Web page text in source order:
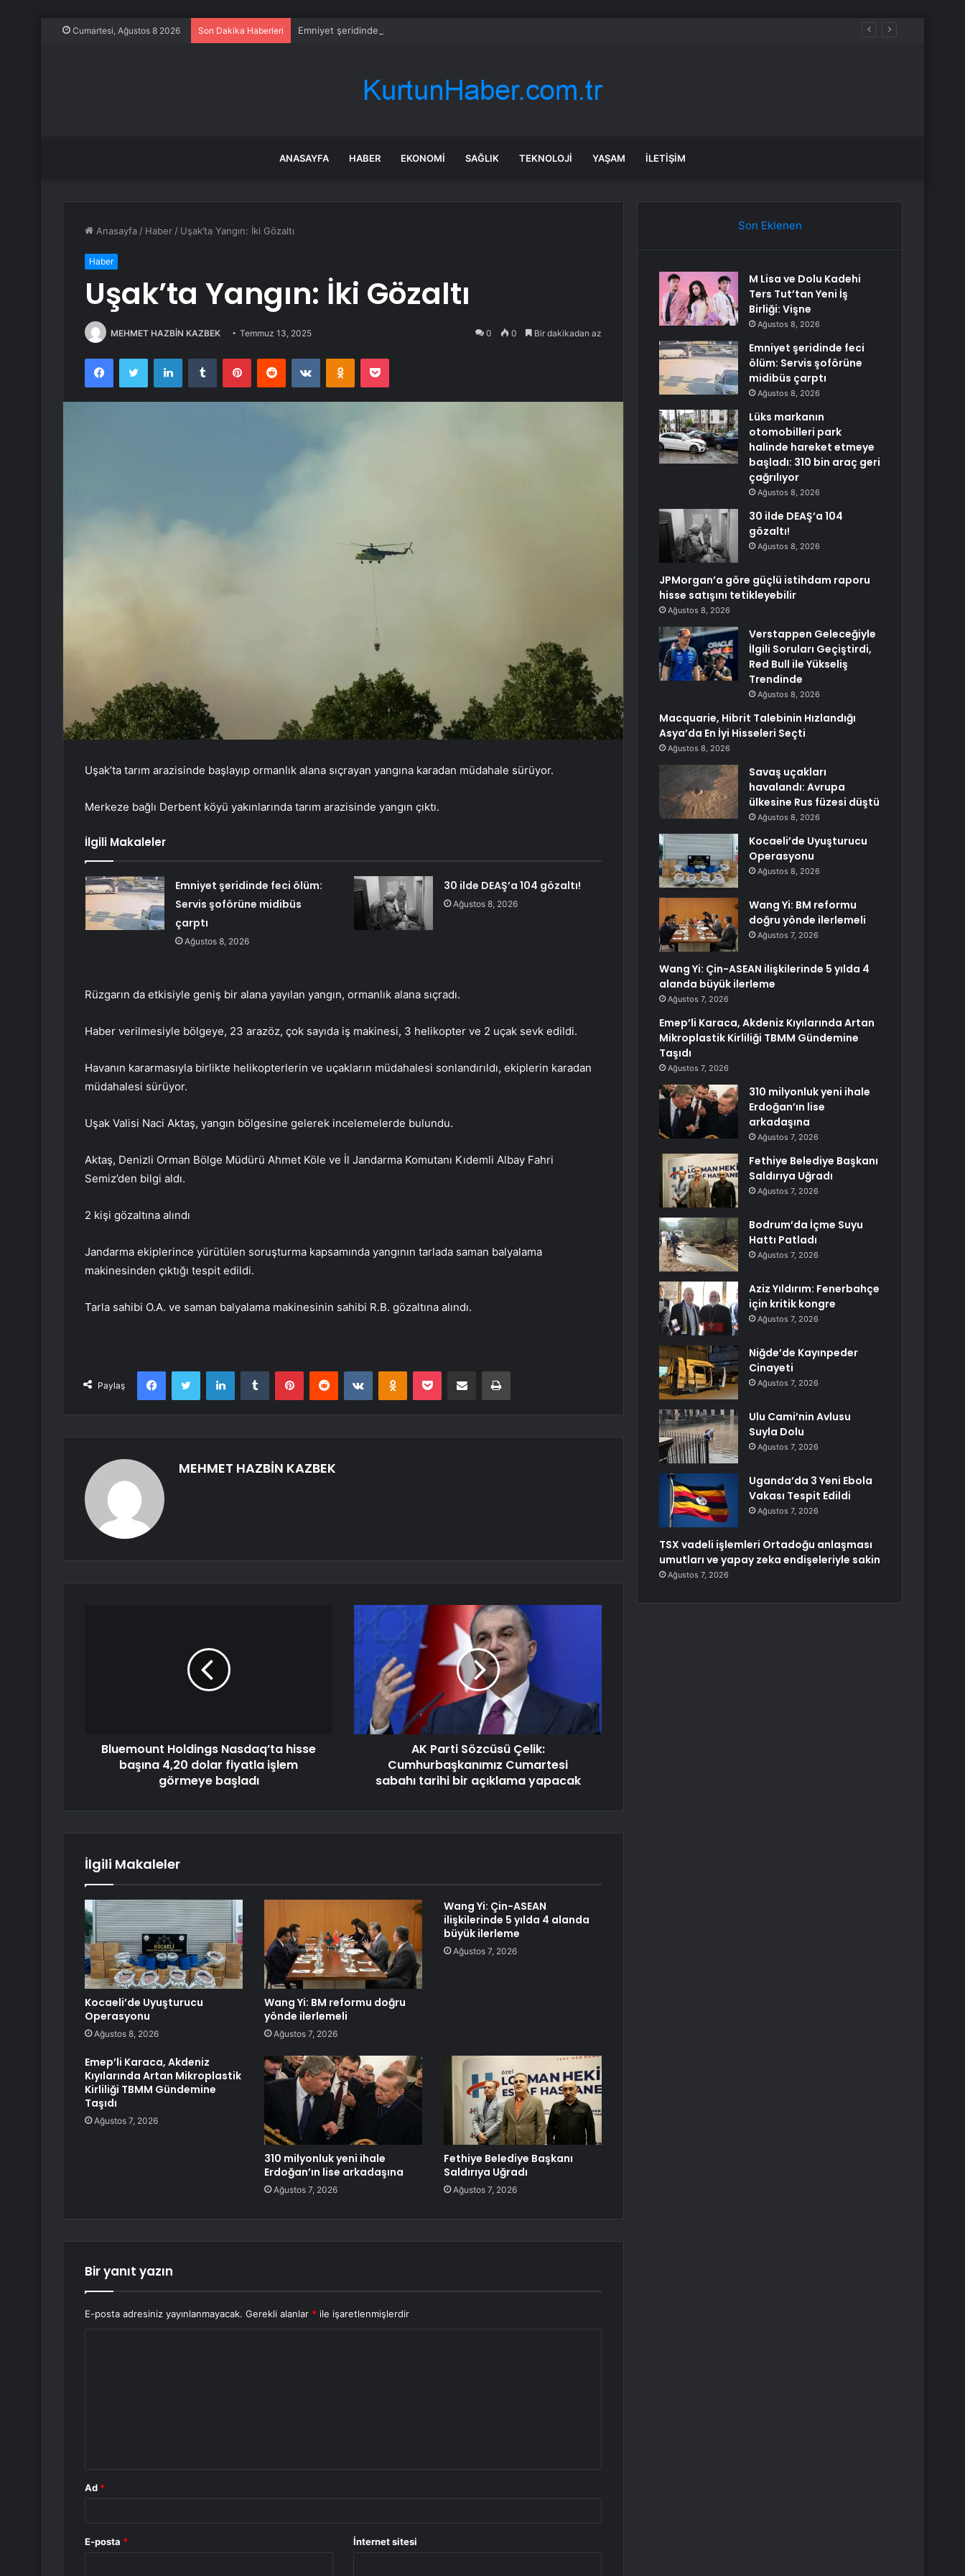
Cumartesi, Ağustos 8 2026 Son Dakika Haberleri Emniyet şeridinde feci ölüm: Servis şoförüne midibüs çarptı
ANASAYFA HABER EKONOMI SAĞLIK TEKNOLOJI YAŞAM İLETIŞIM
Anasayfa / Haber / Uşak’ta Yangın: İki Gözaltı
Haber
Uşak’ta Yangın: İki Gözaltı
MEHMET HAZBİN KAZBEK Temmuz 13, 2025 0 0 Bir dakikadan az
FacebookTwitter LinkedInTumblr PinterestReddit VKontakteOdnoklassniki
Pocket
Uşak’ta tarım arazisinde başlayıp ormanlık alana sıçrayan yangına karadan müdahale sürüyor.
Merkeze bağlı Derbent köyü yakınlarında tarım arazisinde yangın çıktı.
İlgili Makaleler
Emniyet şeridinde feci ölüm:
Servis şoförüne midibüs
çarptı
Ağustos 8, 2026
30 ilde DEAŞ’a 104 gözaltı!
Ağustos 8, 2026
Rüzgarın da etkisiyle geniş bir alana yayılan yangın, ormanlık alana sıçradı.
Haber verilmesiyle bölgeye, 23 arazöz, çok sayıda iş makinesi, 3 helikopter ve 2 uçak sevk edildi.
Havanın kararmasıyla birlikte helikopterlerin ve uçakların müdahalesi sonlandırıldı, ekiplerin karadan
müdahalesi sürüyor.
Uşak Valisi Naci Aktaş, yangın bölgesine gelerek incelemelerde bulundu.
Aktaş, Denizli Orman Bölge Müdürü Ahmet Köle ve İl Jandarma Komutanı Kıdemli Albay Fahri
Semiz’den bilgi aldı.
2 kişi gözaltına alındı
Jandarma ekiplerince yürütülen soruşturma kapsamında yangının tarlada saman balyalama
makinesinden çıktığı tespit edildi.
Tarla sahibi O.A. ve saman balyalama makinesinin sahibi R.B. gözaltına alındı.
Paylaş
FacebookTwitter LinkedInTumblr PinterestReddit VKontakteOdnoklassniki
Pocket E-Posta ile paylaş Yazdır
MEHMET HAZBİN KAZBEK
Bluemount Holdings Nasdaq’ta hisse
başına 4,20 dolar fiyatla işlem
görmeye başladı
AK Parti Sözcüsü Çelik:
Cumhurbaşkanımız Cumartesi
sabahı tarihi bir açıklama yapacak
İlgili Makaleler
Kocaeli’de Uyuşturucu
Operasyonu
Ağustos 8, 2026
Wang Yi: BM reformu doğru
yönde ilerlemeli
Ağustos 7, 2026
Wang Yi: Çin-ASEAN
ilişkilerinde 5 yılda 4 alanda
büyük ilerleme
Ağustos 7, 2026
Emep’li Karaca, Akdeniz
Kıyılarında Artan Mikroplastik
Kirliliği TBMM Gündemine
Taşıdı
Ağustos 7, 2026
310 milyonluk yeni ihale
Erdoğan’ın lise arkadaşına
Ağustos 7, 2026
Fethiye Belediye Başkanı
Saldırıya Uğradı
Ağustos 7, 2026
Bir yanıt yazın
E-posta adresiniz yayınlanmayacak. Gerekli alanlar * ile işaretlenmişlerdir
Ad *
E-posta * İnternet sitesi
Son Eklenen
M Lisa ve Dolu Kadehi
Ters Tut’tan Yeni İş
Birliği: Vişne
Ağustos 8, 2026
Emniyet şeridinde feci
ölüm: Servis şoförüne
midibüs çarptı
Ağustos 8, 2026
Lüks markanın
otomobilleri park
halinde hareket etmeye
başladı: 310 bin araç geri
çağrılıyor
Ağustos 8, 2026
30 ilde DEAŞ’a 104
gözaltı!
Ağustos 8, 2026
JPMorgan’a göre güçlü istihdam raporu
hisse satışını tetikleyebilir
Ağustos 8, 2026
Verstappen Geleceğiyle
İlgili Soruları Geçiştirdi,
Red Bull ile Yükseliş
Trendinde
Ağustos 8, 2026
Macquarie, Hibrit Talebinin Hızlandığı
Asya’da En İyi Hisseleri Seçti
Ağustos 8, 2026
Savaş uçakları
havalandı: Avrupa
ülkesine Rus füzesi düştü
Ağustos 8, 2026
Kocaeli’de Uyuşturucu
Operasyonu
Ağustos 8, 2026
Wang Yi: BM reformu
doğru yönde ilerlemeli
Ağustos 7, 2026
Wang Yi: Çin-ASEAN ilişkilerinde 5 yılda 4
alanda büyük ilerleme
Ağustos 7, 2026
Emep’li Karaca, Akdeniz Kıyılarında Artan
Mikroplastik Kirliliği TBMM Gündemine
Taşıdı
Ağustos 7, 2026
310 milyonluk yeni ihale
Erdoğan’ın lise
arkadaşına
Ağustos 7, 2026
Fethiye Belediye Başkanı
Saldırıya Uğradı
Ağustos 7, 2026
Bodrum’da İçme Suyu
Hattı Patladı
Ağustos 7, 2026
Aziz Yıldırım: Fenerbahçe
için kritik kongre
Ağustos 7, 2026
Niğde’de Kayınpeder
Cinayeti
Ağustos 7, 2026
Ulu Cami’nin Avlusu
Suyla Dolu
Ağustos 7, 2026
Uganda’da 3 Yeni Ebola
Vakası Tespit Edildi
Ağustos 7, 2026
TSX vadeli işlemleri Ortadoğu anlaşması
umutları ve yapay zeka endişeleriyle sakin
Ağustos 7, 2026